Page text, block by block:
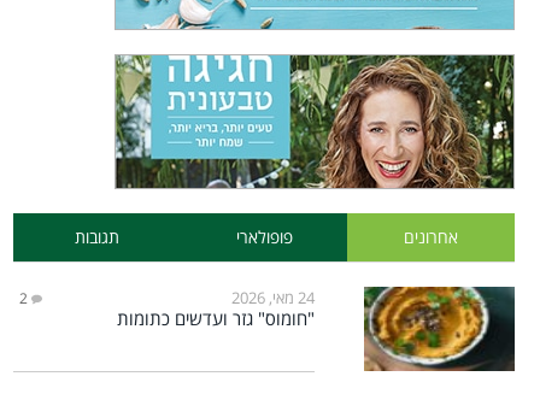
אחרונים פופולארי תגובות
24 מאי, 2026 2
"חומוס" גזר ועדשים כתומות